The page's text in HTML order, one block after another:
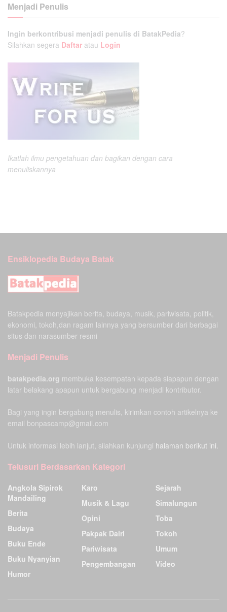
Menjadi Penulis
Ingin berkontribusi menjadi penulis di BatakPedia?
Silahkan segera Daftar atau Login
Ikatlah ilmu pengetahuan dan bagikan dengan cara
menuliskannya
Ensiklopedia Budaya Batak
Batakpedia menyajikan berita, budaya, musik, pariwisata, politik,
ekonomi, tokoh,dan ragam lainnya yang bersumber dari berbagai
situs dan narasumber resmi
Menjadi Penulis
batakpedia.org membuka kesempatan kepada siapapun dengan
latar belakang apapun untuk bergabung menjadi kontributor.
Bagi yang ingin bergabung menulis, kirimkan contoh artikelnya ke
email bonpascamp@gmail.com
Untuk informasi lebih lanjut, silahkan kunjungi halaman berikut ini.
Telusuri Berdasarkan Kategori
Angkola Sipirok
Mandailing
Berita
Budaya
Buku Ende
Buku Nyanyian
Humor
Karo
Musik & Lagu
Opini
Pakpak Dairi
Pariwisata
Pengembangan
Sejarah
Simalungun
Toba
Tokoh
Umum
Video